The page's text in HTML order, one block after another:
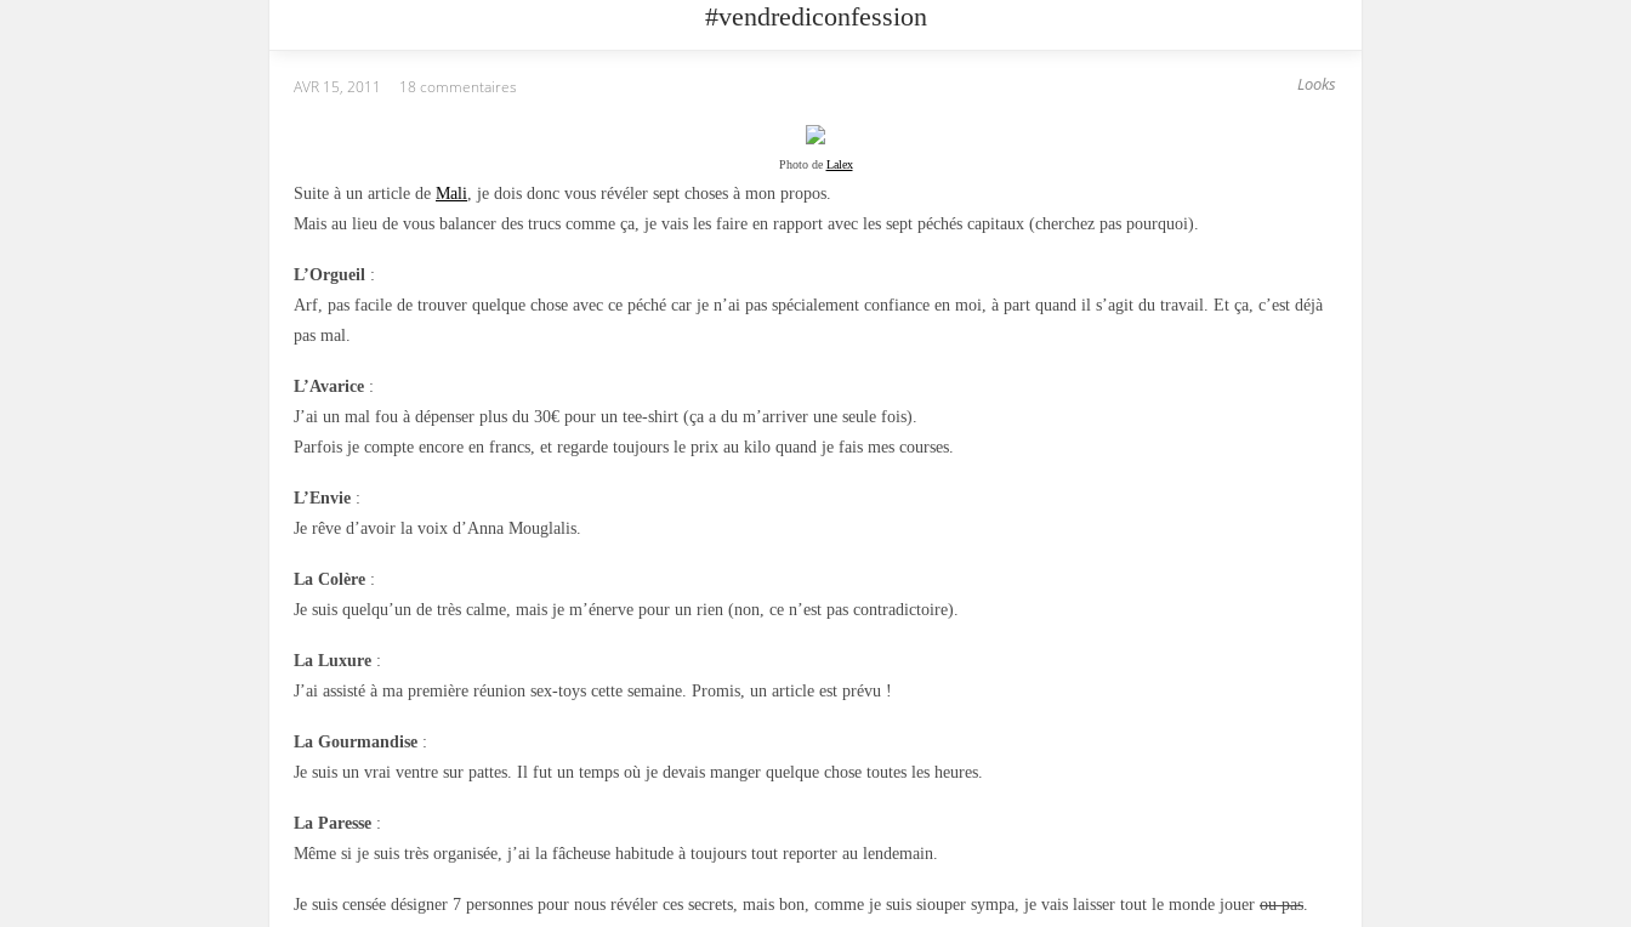
#vendrediconfession
Looks
AVR 15, 2011 18 commentaires
Photo de Lalex
Suite à un article de Mali, je dois donc vous révéler sept choses à mon propos.
Mais au lieu de vous balancer des trucs comme ça, je vais les faire en rapport avec les sept péchés capitaux (cherchez pas pourquoi).
L’Orgueil :
Arf, pas facile de trouver quelque chose avec ce péché car je n’ai pas spécialement confiance en moi, à part quand il s’agit du travail. Et ça, c’est déjà
pas mal.
L’Avarice :
J’ai un mal fou à dépenser plus du 30€ pour un tee-shirt (ça a du m’arriver une seule fois).
Parfois je compte encore en francs, et regarde toujours le prix au kilo quand je fais mes courses.
L’Envie :
Je rêve d’avoir la voix d’Anna Mouglalis.
La Colère :
Je suis quelqu’un de très calme, mais je m’énerve pour un rien (non, ce n’est pas contradictoire).
La Luxure :
J’ai assisté à ma première réunion sex-toys cette semaine. Promis, un article est prévu !
La Gourmandise :
Je suis un vrai ventre sur pattes. Il fut un temps où je devais manger quelque chose toutes les heures.
La Paresse :
Même si je suis très organisée, j’ai la fâcheuse habitude à toujours tout reporter au lendemain.
Je suis censée désigner 7 personnes pour nous révéler ces secrets, mais bon, comme je suis siouper sympa, je vais laisser tout le monde jouer ou pas.